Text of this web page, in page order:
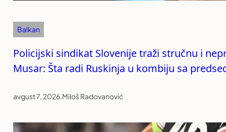
Balkan
Policijski sindikat Slovenije traži stručnu i
Musar: Šta radi Ruskinja u kombiju sa
avgust 7, 2026.Miloš Radovanović